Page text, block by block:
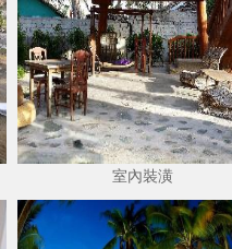
室內裝潢